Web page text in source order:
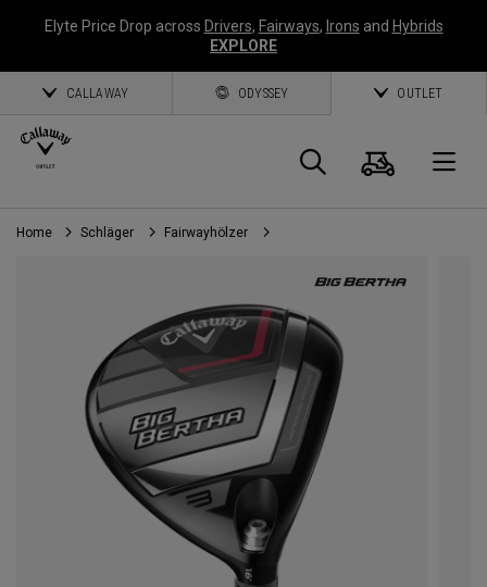
Elyte Price Drop across Drivers, Fairways, Irons and Hybrids
EXPLORE
CALLAWAY ODYSSEY OUTLET
Suche
Home Schläger Fairwayhölzer